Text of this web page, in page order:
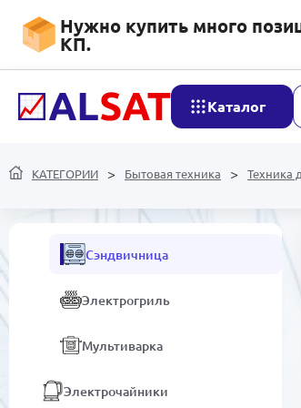
Нужно купить много
КП.
Каталог
КАТЕГОРИИ Бытовая техника Техника
Духовые шкафы
Посудомоечные машины
Аэрогрили
Тостеры
Сэндвичница
Электрогриль
Мультиварка
Электрочайники